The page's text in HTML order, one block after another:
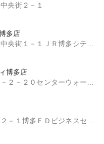
央街２－１
多店
１－１ＪＲ博多シティＢ１Ｆ
博多店
２０センターウォークＢ１Ｆ
博多ＦＤビジネスセンター１Ｆ